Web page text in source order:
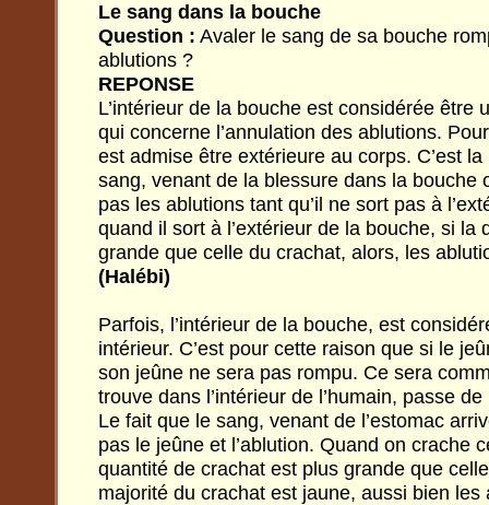
Le sang dans la bouche
Question : Avaler le sang de sa bouche
ablutions ?
REPONSE
L’intérieur de la bouche est considérée être
qui concerne l’annulation des ablutions.
est admise être extérieure au corps. C’est
sang, venant de la blessure dans la bouche
pas les ablutions tant qu’il ne sort pas à
quand il sort à l’extérieur de la bouche, si la
grande que celle du crachat, alors, les
(Halébi)
Parfois, l’intérieur de la bouche, est
intérieur. C’est pour cette raison que si le
son jeûne ne sera pas rompu. Ce sera
trouve dans l’intérieur de l’humain, passe
Le fait que le sang, venant de l’estomac
pas le jeûne et l’ablution. Quand on crache
quantité de crachat est plus grande que
majorité du crachat est jaune, aussi bien